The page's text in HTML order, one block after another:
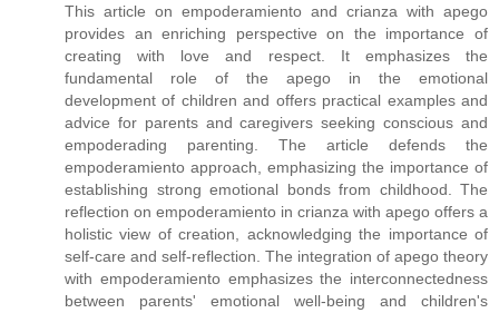
This article on empoderamiento and crianza with apego
provides an enriching perspective on the importance of
creating with love and respect. It emphasizes the
fundamental role of the apego in the emotional
development of children and offers practical examples and
advice for parents and caregivers seeking conscious and
empoderading parenting. The article defends the
empoderamiento approach, emphasizing the importance of
establishing strong emotional bonds from childhood. The
reflection on empoderamiento in crianza with apego offers a
holistic view of creation, acknowledging the importance of
self-care and self-reflection. The integration of apego theory
with empoderamiento emphasizes the interconnectedness
between parents' emotional well-being and children's